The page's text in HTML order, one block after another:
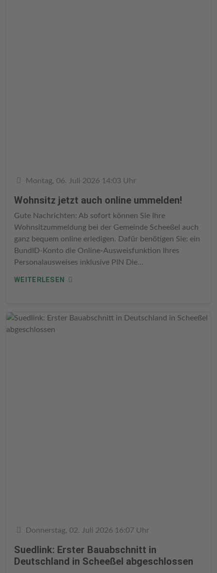
DetailsMontag, 06. Juli 2026 14:03 Uhr
Wohnsitz jetzt auch online ummelden!
Gute Nachrichten: Ab sofort können Sie Ihre
Wohnsitzummeldung bei der Gemeinde Scheeßel auch
ganz bequem online erledigen. Dafür benötigen Sie: ein
BundID-Konto die Online-Ausweisfunktion Ihres
Personalausweises inklusive PIN Die...
WEITERLESEN
DetailsDonnerstag, 02. Juli 2026 16:07 Uhr
Suedlink: Erster Bauabschnitt in
Deutschland in Scheeßel abgeschlossen